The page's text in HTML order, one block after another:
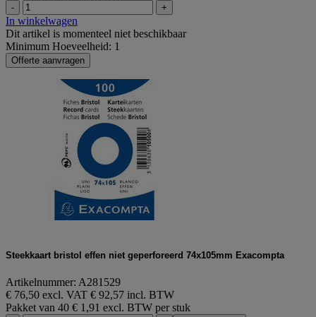
- +
In winkelwagen
Dit artikel is momenteel niet beschikbaar
Minimum Hoeveelheid: 1
Offerte aanvragen
Steekkaart bristol effen niet geperforeerd 74x105mm Exacompta
Artikelnummer: A281529
€ 76,50 excl. VAT € 92,57 incl. BTW
Pakket van 40 € 1,91 excl. BTW per stuk